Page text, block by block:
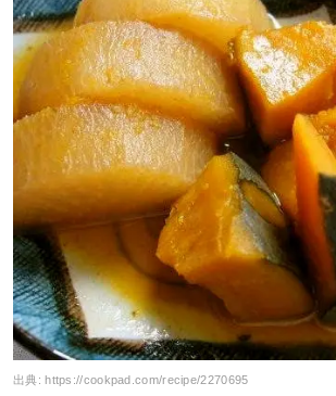
出典:https://cookpad.com/recipe/2270695